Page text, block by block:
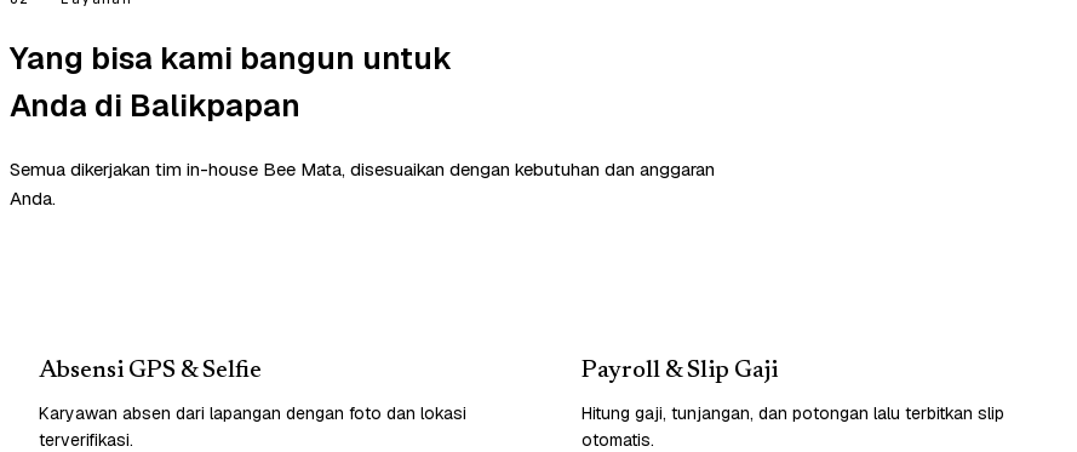
Yang bisa kami bangun untuk
Anda di Balikpapan
Semua dikerjakan tim in-house Bee Mata, disesuaikan dengan kebutuhan dan anggaran
Anda.
Absensi GPS & Selfie
Karyawan absen dari lapangan dengan foto dan lokasi
terverifikasi.
Payroll & Slip Gaji
Hitung gaji, tunjangan, dan potongan lalu terbitkan slip
otomatis.